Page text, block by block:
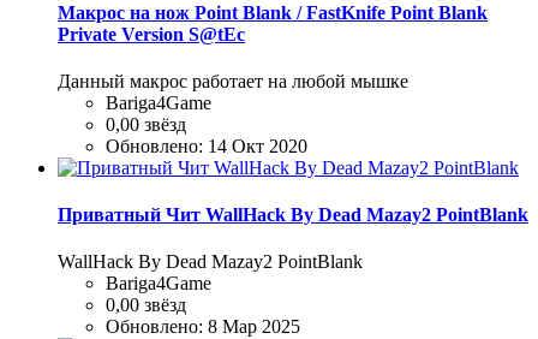
Макрос на нож Point Blank / FastKnife Point Blank
Private Version S@tEc
Данный макрос работает на любой мышке
Bariga4Game
0,00 звёзд
Обновлено: 14 Окт 2020
Приватный Чит WallHack By Dead Mazay2 PointBlank
WallHack By Dead Mazay2 PointBlank
Bariga4Game
0,00 звёзд
Обновлено: 8 Мар 2025